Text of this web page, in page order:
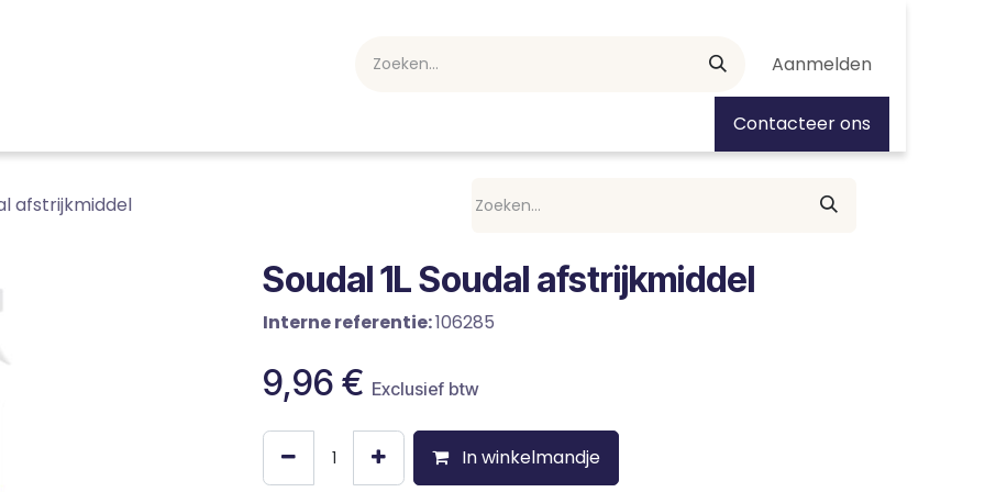
Aanmelden
Contacteer ons
afstrijkmiddel
Soudal 1L Soudal afstrijkmiddel
Interne referentie:106285
9,96 € Exclusief btw
In winkelmandje